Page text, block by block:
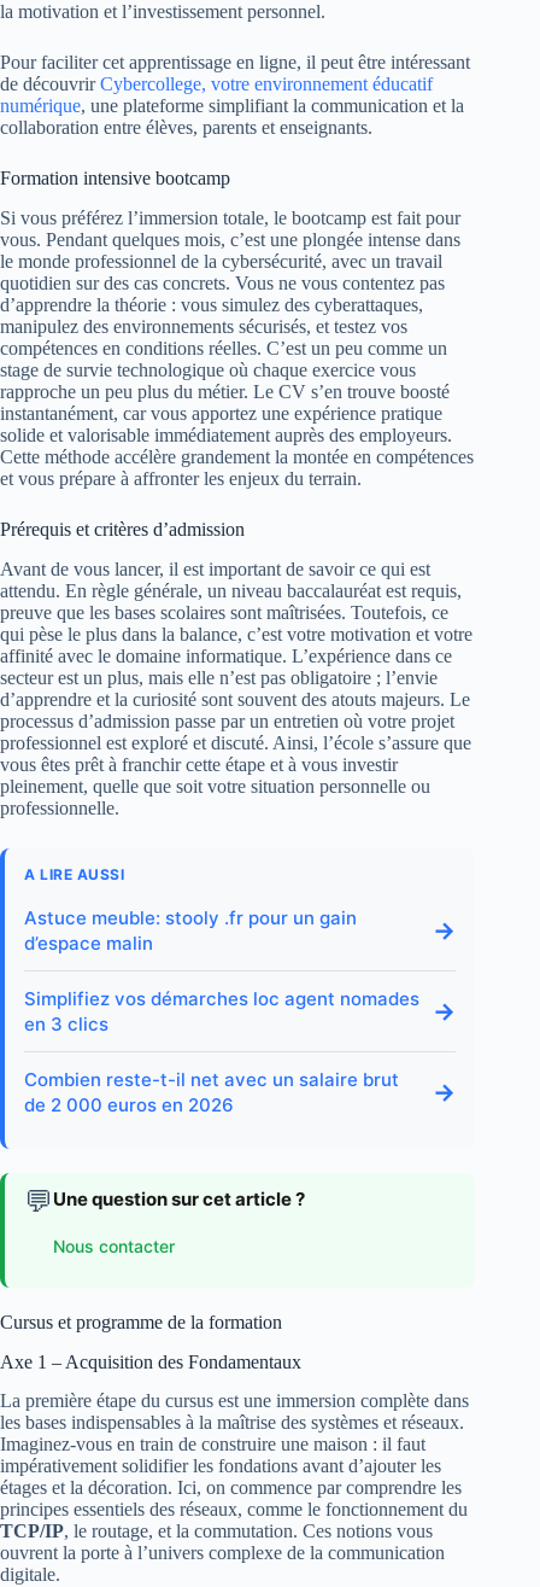
la motivation et l’investissement personnel.
Pour faciliter cet apprentissage en ligne, il peut être intéressant
de découvrirCybercollege, votre environnement éducatif
numérique, une plateforme simplifiant la communication et la
collaboration entre élèves, parents et enseignants.
Formation intensive bootcamp
Si vous préférez l’immersion totale, le bootcamp est fait pour
vous. Pendant quelques mois, c’est une plongée intense dans
le monde professionnel de la cybersécurité, avec un travail
quotidien sur des cas concrets. Vous ne vous contentez pas
d’apprendre la théorie : vous simulez des cyberattaques,
manipulez des environnements sécurisés, et testez vos
compétences en conditions réelles. C’est un peu comme un
stage de survie technologique où chaque exercice vous
rapproche un peu plus du métier. Le CV s’en trouve boosté
instantanément, car vous apportez une expérience pratique
solide et valorisable immédiatement auprès des employeurs.
Cette méthode accélère grandement la montée en compétences
et vous prépare à affronter les enjeux du terrain.
Prérequis et critères d’admission
Avant de vous lancer, il est important de savoir ce qui est
attendu. En règle générale, un niveau baccalauréat est requis,
preuve que les bases scolaires sont maîtrisées. Toutefois, ce
qui pèse le plus dans la balance, c’est votre motivation et votre
affinité avec le domaine informatique. L’expérience dans ce
secteur est un plus, mais elle n’est pas obligatoire ; l’envie
d’apprendre et la curiosité sont souvent des atouts majeurs. Le
processus d’admission passe par un entretien où votre projet
professionnel est exploré et discuté. Ainsi, l’école s’assure que
vous êtes prêt à franchir cette étape et à vous investir
pleinement, quelle que soit votre situation personnelle ou
professionnelle.
A LIRE AUSSI
Astuce meuble: stooly .fr pour un gain
d’espace malin
→
Simplifiez vos démarches loc agent nomades
en 3 clics
→
Combien reste-t-il net avec un salaire brut
de 2 000 euros en 2026
→
💬 Une question sur cet article ?
Nous contacter
Cursus et programme de la formation
Axe 1 – Acquisition des Fondamentaux
La première étape du cursus est une immersion complète dans
les bases indispensables à la maîtrise des systèmes et réseaux.
Imaginez-vous en train de construire une maison : il faut
impérativement solidifier les fondations avant d’ajouter les
étages et la décoration. Ici, on commence par comprendre les
principes essentiels des réseaux, comme le fonctionnement du
TCP/IP, le routage, et la commutation. Ces notions vous
ouvrent la porte à l’univers complexe de la communication
digitale.